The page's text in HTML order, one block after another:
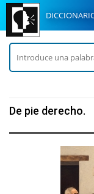
De pie derecho.